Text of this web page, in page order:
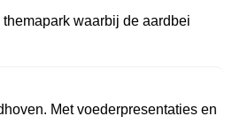
waarbij de aardbei
Met voederpresentaties en